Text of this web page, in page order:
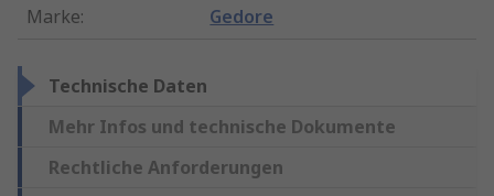
Marke: Gedore
Technische Daten
Mehr Infos und technische Dokumente
Rechtliche Anforderungen